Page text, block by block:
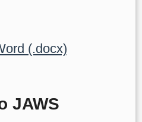
(.docx)
JAWS